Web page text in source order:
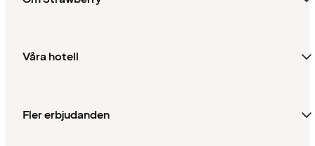
Våra hotell
Fler erbjudanden